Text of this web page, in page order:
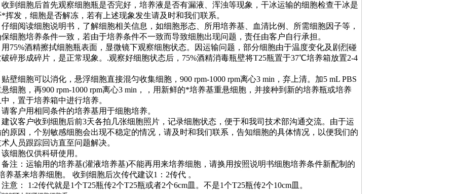
收到细胞后首先观察细胞瓶是否完好，培养液是否有漏液、浑浊等现象，干冰运输的细胞检查干冰是
挥发，细胞是否解冻，若有上述现象发生请及时和我们联系。
仔细阅读细胞说明书，了解细胞相关信息，如细胞形态、所用培养基、血清比例、所需细胞因子等，
细胞培养条件一致，若由于培养条件不一致而导致细胞出现问题，责任由客户自行承担。
用75%酒精擦拭细胞瓶表面，显微镜下观察细胞状态。因运输问题，部分细胞由于温度变化及剧烈碰
破碎形成碎片，是正常现象。.观察好细胞状态后，75%酒精消毒瓶壁将T25瓶置于37℃培养箱放置2-4
贴壁细胞可以消化，悬浮细胞直接混匀收集细胞，900 rpm-1000 rpm离心3 min，弃上清。加5 mL PBS
细胞，再900 rpm-1000 rpm离心3 min，，用新鲜的*培养基重悬细胞，并接种到新的培养瓶或培养
，置于培养箱中进行培养。
请客户用相同条件的培养基用于细胞培养。
建议客户收到细胞后前3天各拍几张细胞照片，记录细胞状态，便于和我司技术部沟通交流。由于运
的原因，个别敏感细胞会出现不稳定的情况，请及时和我们联系，告知细胞的具体情况，以便我们的
人员跟踪回访直至问题解决。
该细胞仅供科研使用。
备注：运输用的培养基(灌液培养基)不能再用来培养细胞，请换用按照说明书细胞培养条件新配制的
养基来培养细胞。 收到细胞后次传代建议1：2传代 。
注意： 1:2传代就是1个T25瓶传2个T25瓶或者2个6cm皿。不是1个T25瓶传2个10cm皿。